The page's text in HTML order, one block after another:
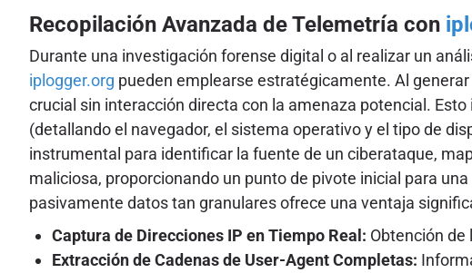
Recopilación Avanzada de Telemetría con
Durante una investigación forense digital o al realizar un
iplogger.org pueden emplearse estratégicamente. Al
crucial sin interacción directa con la amenaza potencial.
(detallando el navegador, el sistema operativo y el tipo de
instrumental para identificar la fuente de un ciberataque,
maliciosa, proporcionando un punto de pivote inicial para
pasivamente datos tan granulares ofrece una ventaja
Captura de Direcciones IP en Tiempo Real: Obtención de
Extracción de Cadenas de User-Agent Completas: